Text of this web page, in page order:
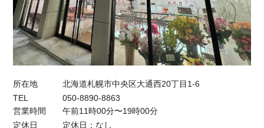
所在地
北海道札幌市中央区大通西20丁目1-6
TEL
050-8890-8863
営業時間
午前11時00分〜19時00分
定休日
定休日：なし